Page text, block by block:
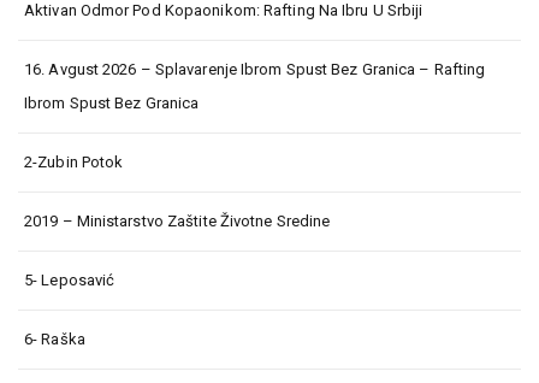
Aktivan Odmor Pod Kopaonikom: Rafting Na Ibru U Srbiji
16. Avgust 2026 – Splavarenje Ibrom Spust Bez Granica – Rafting
Ibrom Spust Bez Granica
2-Zubin Potok
2019 – Ministarstvo Zaštite Životne Sredine
5- Leposavić
6- Raška